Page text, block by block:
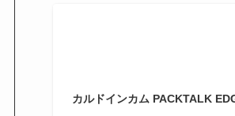
カルドインカム PACKTALK